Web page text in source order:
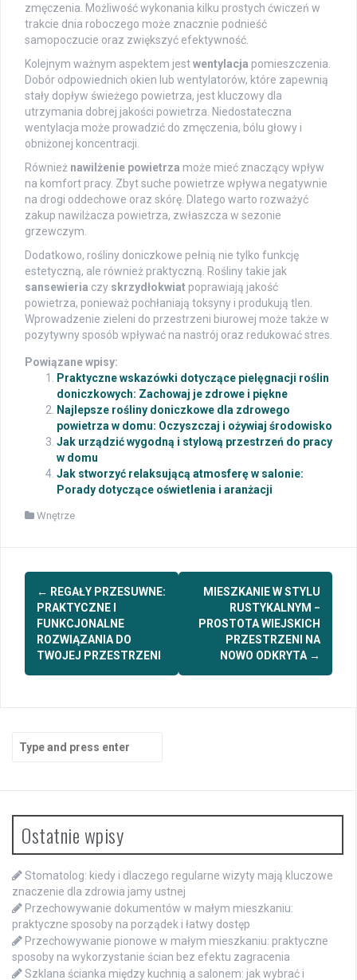
zmęczenia. Możliwość wykonania kilku prostych ćwiczeń w
trakcie dnia roboczego może znacznie podnieść
samopoczucie oraz zwiększyć efektywność.
Kolejnym ważnym aspektem jestwentylacja pomieszczenia.
Dobór odpowiednich okien lub wentylatorów, które zapewnią
stały dopływ świeżego powietrza, jest kluczowy dla
utrzymania dobrej jakości powietrza. Niedostateczna
wentylacja może prowadzić do zmęczenia, bólu głowy i
obniżonej koncentracji.
Również nawilżenie powietrza może mieć znaczący wpływ
na komfort pracy. Zbyt suche powietrze wpływa negatywnie
na drogi oddechowe oraz skórę. Dlatego warto rozważyć
zakup nawilżacza powietrza, zwłaszcza w sezonie
grzewczym.
Dodatkowo, rośliny doniczkowe pełnią nie tylko funkcję
estetyczną, ale również praktyczną. Rośliny takie jak
sansewieria czy skrzydłokwiat poprawiają jakość
powietrza, ponieważ pochłaniają toksyny i produkują tlen.
Wprowadzenie zieleni do przestrzeni biurowej może także w
pozytywny sposób wpływać na nastrój oraz redukować stres.
Powiązane wpisy:
Praktyczne wskazówki dotyczące pielęgnacji roślin
doniczkowych: Zachowaj je zdrowe i piękne
Najlepsze rośliny doniczkowe dla zdrowego
powietrza w domu: Oczyszczaj i ożywiaj środowisko
Jak urządzić wygodną i stylową przestrzeń do pracy
w domu
Jak stworzyć relaksującą atmosferę w salonie:
Porady dotyczące oświetlenia i aranżacji
Wnętrze
Post
navigation
← REGAŁY PRZESUWNE:
PRAKTYCZNE I
FUNKCJONALNE
ROZWIĄZANIA DO
TWOJEJ PRZESTRZENI
MIESZKANIE W STYLU
RUSTYKALNYM −
PROSTOTA WIEJSKICH
PRZESTRZENI NA
NOWO ODKRYTA →
for:
Ostatnie wpisy
Stomatolog: kiedy i dlaczego regularne wizyty mają kluczowe
znaczenie dla zdrowia jamy ustnej
Przechowywanie dokumentów w małym mieszkaniu:
praktyczne sposoby na porządek i łatwy dostęp
Przechowywanie pionowe w małym mieszkaniu: praktyczne
sposoby na wykorzystanie ścian bez efektu zagracenia
Szklana ścianka między kuchnią a salonem: jak wybrać i